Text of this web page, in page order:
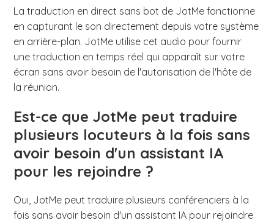
La traduction en direct sans bot de JotMe fonctionne
en capturant le son directement depuis votre système
en arrière-plan. JotMe utilise cet audio pour fournir
une traduction en temps réel qui apparaît sur votre
écran sans avoir besoin de l'autorisation de l'hôte de
la réunion.
Est-ce que JotMe peut traduire
plusieurs locuteurs à la fois sans
avoir besoin d'un assistant IA
pour les rejoindre ?
Oui, JotMe peut traduire plusieurs conférenciers à la
fois sans avoir besoin d'un assistant IA pour rejoindre